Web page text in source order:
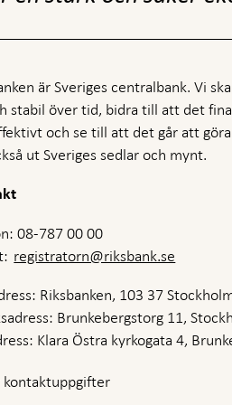
är Sveriges centralbank. Vi
stabil över tid, bidra till att det
och se till att det går att
ut Sveriges sedlar och mynt.
08-787 00 00
registratorn@riksbank.se
Riksbanken, 103 37
Brunkebergstorg 11,
Klara Östra kyrkogata 4,
kontaktuppgifter